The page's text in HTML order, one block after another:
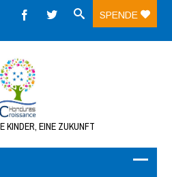
SPENDE
KINDER, EINE ZUKUNFT